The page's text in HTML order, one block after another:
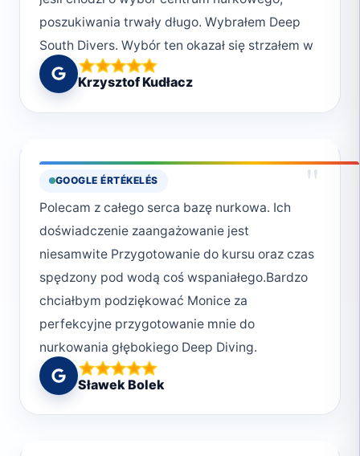
poszukiwania trwały długo. Wybrałem Deep
South Divers. Wybór ten okazał się strzałem w
dziesiątkę. Monika Lis która była
organizatorem wszystkich nurkowań oraz
kursu nitroxowego mojej córki okazała się
pierwszym dniu odniosłem wrażenie, że
znamy się całe życie. Organizacyjnie
wszystko perfekt, punktualnie, wesoło, wybór
miejsc nurkowych idealny. Obsługa nurkowań
na najwyższym poziomie. Oprócz Moniki
pozostali przewodnicy również
profesjonaliści. Podczas tych kilku dni
poznałem wspaniałych ludzi, przyjaciół. Wiem
już, że niedługo wrócę i z największą
przyjemnością skorzystam z Waszych usług.
Jeszcze raz ogromne podziękowania dla
całego teamu Deep South Divers. Do
Krzysztof Kudłacz
GOOGLE ÉRTÉKELÉS "
Polecam z całego serca bazę nurkowa. Ich
doświadczenie zaangażowanie jest
niesamwite Przygotowanie do kursu oraz czas
spędzony pod wodą coś wspaniałego.Bardzo
chciałbym podziękować Monice za
perfekcyjne przygotowanie mnie do
nurkowania głębokiego Deep Diving.
Sławek Bolek